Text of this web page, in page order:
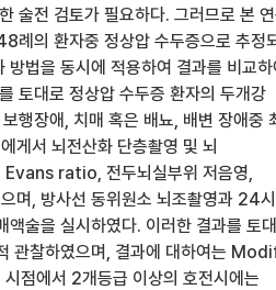
술전 검토가 필요하다. 그러므로 본
의 환자중 정상압 수두증으로 추정
법을 동시에 적용하여 결과를 비교하
토대로 정상압 수두증 환자의 두개강
행장애, 치매 혹은 배뇨, 배변 장애중
게서 뇌전산화 단층촬영 및 뇌
Evans ratio, 전두뇌실부위 저음영,
며, 방사선 동위원소 뇌조촬영과 24
술을 실시하였다. 이러한 결과를 토
관찰하였으며, 결과에 대하여는
에서 2개등급 이상의 호전시에는